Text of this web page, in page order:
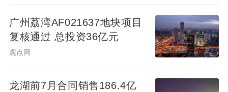
广州荔湾AF021637地块项目
复核通过 总投资36亿元
观点网
龙湖前7月合同销售186.4亿